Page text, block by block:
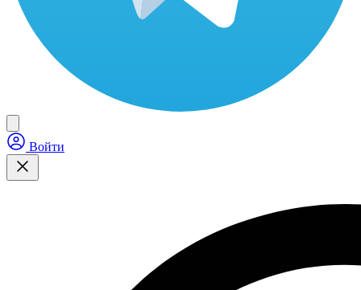
Войти